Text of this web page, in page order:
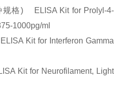
格) ELISA Kit for Prolyl-4-
1000pg/ml
Kit for Interferon Gamma
Kit for Neurofilament, Light